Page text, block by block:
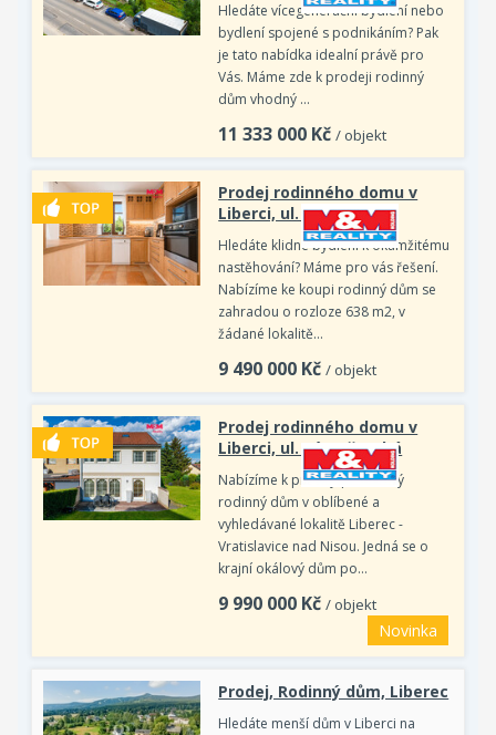
Hledáte vícegenerační bydlení nebo
bydlení spojené s podnikáním? Pak
je tato nabídka idealní právě pro
Vás. Máme zde k prodeji rodinný
dům vhodný …
11 333 000 Kč / objekt
Prodej rodinného domu v
Liberci, ul. Jičínská
Hledáte klidné bydlení k okamžitému
nastěhování? Máme pro vás řešení.
Nabízíme ke koupi rodinný dům se
zahradou o rozloze 638 m2, v
žádané lokalitě…
9 490 000 Kč / objekt
Prodej rodinného domu v
Liberci, ul. Rýmařovská
Nabízíme k prodeji prostorný
rodinný dům v oblíbené a
vyhledávané lokalitě Liberec -
Vratislavice nad Nisou. Jedná se o
krajní okálový dům po…
9 990 000 Kč / objekt
Novinka
Prodej, Rodinný dům, Liberec
Hledáte menší dům v Liberci na